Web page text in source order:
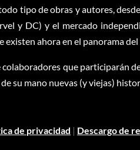
tipo de obras y autores,
y DC) y el mercado
existen ahora en el panorama
que participarán
su mano nuevas (y viejas)
de privacidad | Descargo de